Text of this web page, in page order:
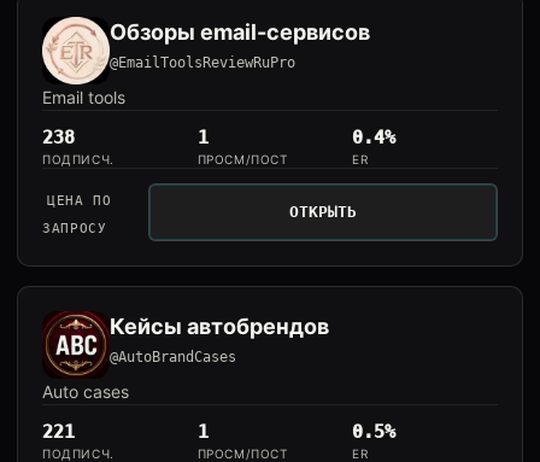
Обзоры email-сервисов
@EmailToolsReviewRuPro
Email tools
238
ПОДПИСЧ.
1
ПРОСМ/ПОСТ
0.4%
ER
ЦЕНА ПО
ЗАПРОСУ
ОТКРЫТЬ
Кейсы автобрендов
@AutoBrandCases
Auto cases
221
ПОДПИСЧ.
1
ПРОСМ/ПОСТ
0.5%
ER